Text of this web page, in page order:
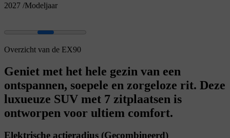
2027 /Modeljaar
Overzicht van de EX90
Geniet met het hele gezin van een
ontspannen, soepele en zorgeloze rit. Deze
luxueuze SUV met 7 zitplaatsen is
ontworpen voor ultiem comfort.
Elektrische actieradius (Gecombineerd)